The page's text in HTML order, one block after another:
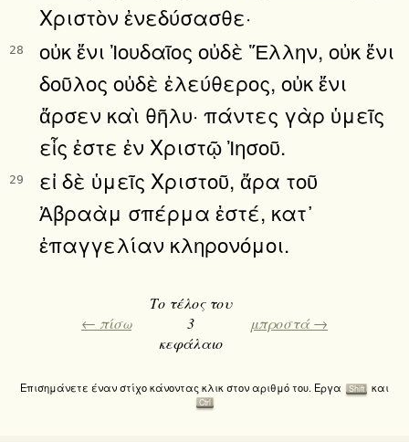
Χριστὸν ἐνεδύσασθε·
28
οὐκ ἔνι Ἰουδαῖος οὐδὲ Ἕλλην, οὐκ ἔνι
δοῦλος οὐδὲ ἐλεύθερος, οὐκ ἔνι
ἄρσεν καὶ θῆλυ· πάντες γὰρ ὑμεῖς
εἷς ἐστε ἐν Χριστῷ Ἰησοῦ.
29
εἰ δὲ ὑμεῖς Χριστοῦ, ἄρα τοῦ
Ἀβραὰμ σπέρμα ἐστέ, κατ᾿
ἐπαγγελίαν κληρονόμοι.
← πίσω
Το τέλος του
3
κεφάλαιο
μπροστά →
Επισημάνετε έναν στίχο κάνοντας κλικ στον αριθμό του. Εργα Shift και
Ctrl